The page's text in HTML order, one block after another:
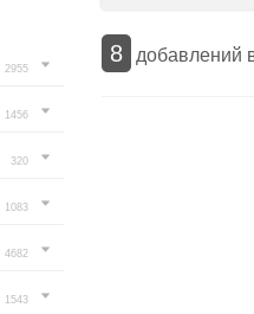
2955
1456
320
1083
4682
1543
8 добавлений